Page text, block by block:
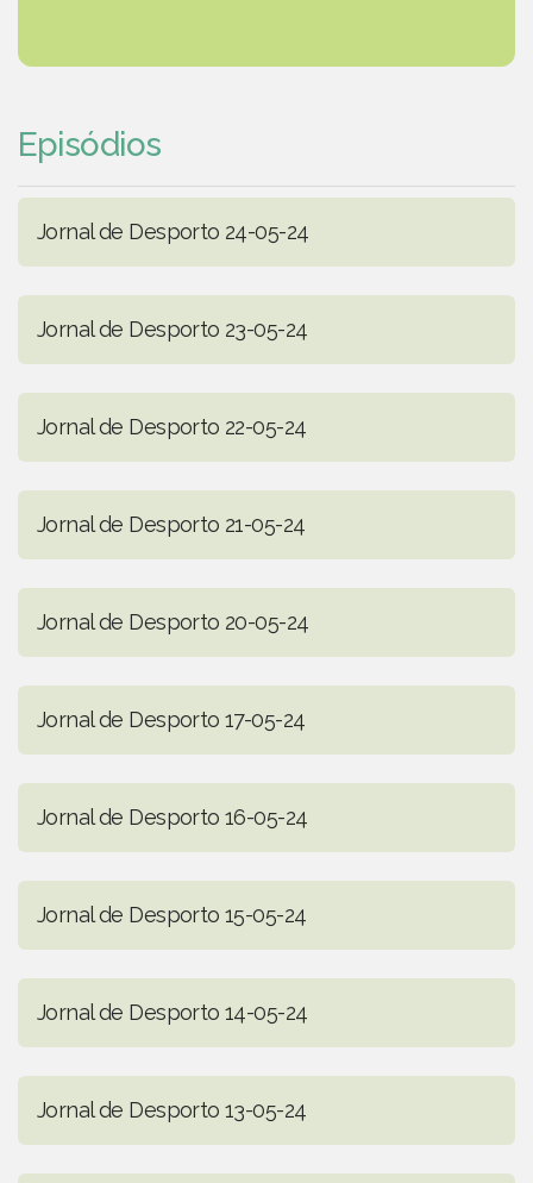
Episódios
Jornal de Desporto 24-05-24
Jornal de Desporto 23-05-24
Jornal de Desporto 22-05-24
Jornal de Desporto 21-05-24
Jornal de Desporto 20-05-24
Jornal de Desporto 17-05-24
Jornal de Desporto 16-05-24
Jornal de Desporto 15-05-24
Jornal de Desporto 14-05-24
Jornal de Desporto 13-05-24